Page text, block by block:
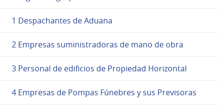
1 Despachantes de Aduana
2 Empresas suministradoras de mano de obra
3 Personal de edificios de Propiedad Horizontal
4 Empresas de Pompas Fúnebres y sus Previsoras